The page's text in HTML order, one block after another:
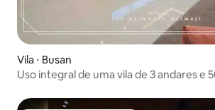
Vila ⋅ Busan
Uso integral de uma vila de 3 andares e